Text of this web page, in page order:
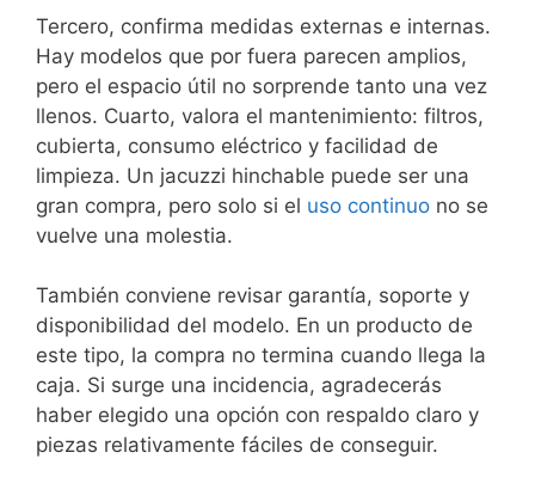
Tercero, confirma medidas externas e internas.
Hay modelos que por fuera parecen amplios,
pero el espacio útil no sorprende tanto una vez
llenos. Cuarto, valora el mantenimiento: filtros,
cubierta, consumo eléctrico y facilidad de
limpieza. Un jacuzzi hinchable puede ser una
gran compra, pero solo si el uso continuo no se
vuelve una molestia.
También conviene revisar garantía, soporte y
disponibilidad del modelo. En un producto de
este tipo, la compra no termina cuando llega la
caja. Si surge una incidencia, agradecerás
haber elegido una opción con respaldo claro y
piezas relativamente fáciles de conseguir.